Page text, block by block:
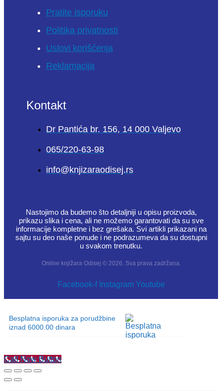
Pratite isporuku
Politika privatnosti
Uslovi korišćenja
Reklamacija
Kontakt
Dr Pantića br. 156, 14 000 Valjevo
065/220-63-98
info@knjizaraodisej.rs
Nastojimo da budemo što detaljniji u opisu proizvoda,
prikazu slika i cena, ali ne možemo garantovati da su sve
informacije kompletne i bez grešaka. Svi artikli prikazani na
sajtu su deo naše ponude i ne podrazumeva da su dostupni
u svakom trenutku.
Online knjižara Odisej © 2026. Sva prava zadržana.
Facebook-f Instagram Youtube
Besplatna isporuka za porudžbine
iznad 6000.00 dinara
Call Now Button